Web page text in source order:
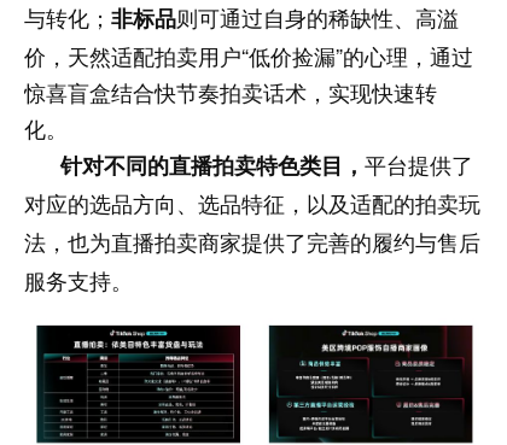
与转化； 非标品则可通过自身的稀缺性、高溢
价，天然适配拍卖用户“低价捡漏”的心理，通过
惊喜盲盒结合快节奏拍卖话术，实现快速转
化。
针对不同的直播拍卖特色类目， 平台提供了
对应的选品方向、选品特征，以及适配的拍卖玩
法，也为直播拍卖商家提供了完善的履约与售后
服务支持。